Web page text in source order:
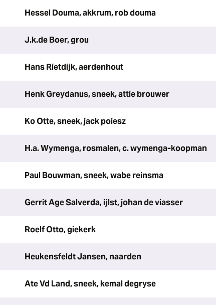
Hessel Douma, akkrum, rob douma
J.k.de Boer, grou
Hans Rietdijk, aerdenhout
Henk Greydanus, sneek, attie brouwer
Ko Otte, sneek, jack poiesz
H.a. Wymenga, rosmalen, c. wymenga-koopman
Paul Bouwman, sneek, wabe reinsma
Gerrit Age Salverda, ijlst, johan de viasser
Roelf Otto, giekerk
Heukensfeldt Jansen, naarden
Ate Vd Land, sneek, kemal degryse